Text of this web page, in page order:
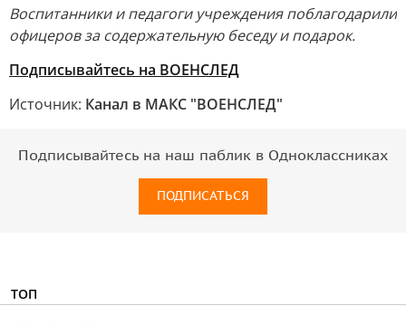
Воспитанники и педагоги учреждения поблагодарили
офицеров за содержательную беседу и подарок.
Подписывайтесь на ВОЕНСЛЕД
Источник: Канал в МАКС "ВОЕНСЛЕД"
Подписывайтесь на наш паблик в Одноклассниках
ПОДПИСАТЬСЯ
ТОП